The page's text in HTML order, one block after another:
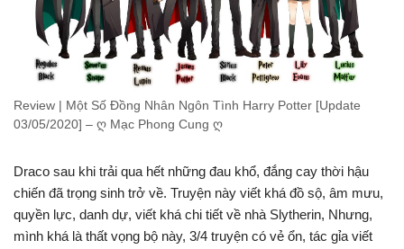
Review | Một Số Đồng Nhân Ngôn Tình Harry Potter [Update
03/05/2020] – ღ Mạc Phong Cung ღ
Draco sau khi trải qua hết những đau khổ, đắng cay thời hậu
chiến đã trọng sinh trở về. Truyện này viết khá đồ sộ, âm mưu,
quyền lực, danh dự, viết khá chi tiết về nhà Slytherin, Nhưng,
mình khá là thất vọng bộ này, 3/4 truyện có vẻ ổn, tác gỉa viết